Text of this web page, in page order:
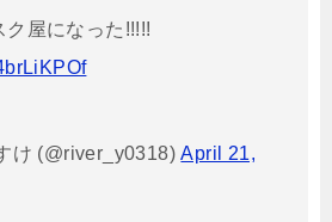
ク屋になった!!!!!
け (@river_y0318)April 21,